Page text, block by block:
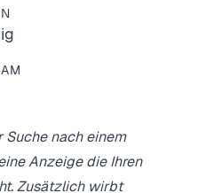
Suche nach einem
Anzeige die Ihren
Zusätzlich wirbt